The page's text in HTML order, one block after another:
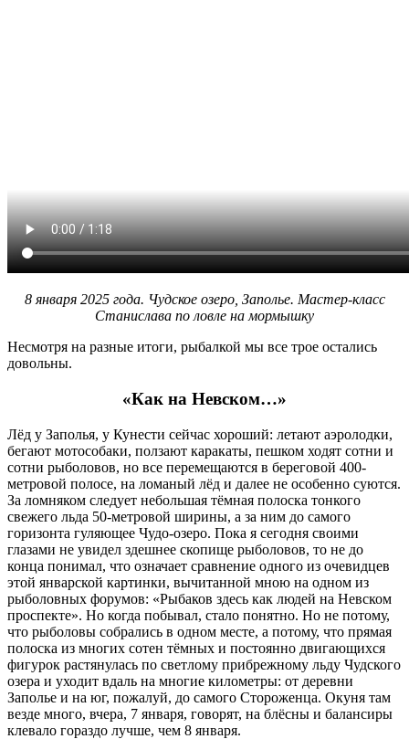
8 января 2025 года. Чудское озеро, Заполье. Мастер-класс
Станислава по ловле на мормышку
Несмотря на разные итоги, рыбалкой мы все трое остались
довольны.
«Как на Невском…»
Лёд у Заполья, у Кунести сейчас хороший: летают аэролодки,
бегают мотособаки, ползают каракаты, пешком ходят сотни и
сотни рыболовов, но все перемещаются в береговой 400-
метровой полосе, на ломаный лёд и далее не особенно суются.
За ломняком следует небольшая тёмная полоска тонкого
свежего льда 50-метровой ширины, а за ним до самого
горизонта гуляющее Чудо-озеро. Пока я сегодня своими
глазами не увидел здешнее скопище рыболовов, то не до
конца понимал, что означает сравнение одного из очевидцев
этой январской картинки, вычитанной мною на одном из
рыболовных форумов: «Рыбаков здесь как людей на Невском
проспекте». Но когда побывал, стало понятно. Но не потому,
что рыболовы собрались в одном месте, а потому, что прямая
полоска из многих сотен тёмных и постоянно двигающихся
фигурок растянулась по светлому прибрежному льду Чудского
озера и уходит вдаль на многие километры: от деревни
Заполье и на юг, пожалуй, до самого Стороженца. Окуня там
везде много, вчера, 7 января, говорят, на блëсны и балансиры
клевало гораздо лучше, чем 8 января.